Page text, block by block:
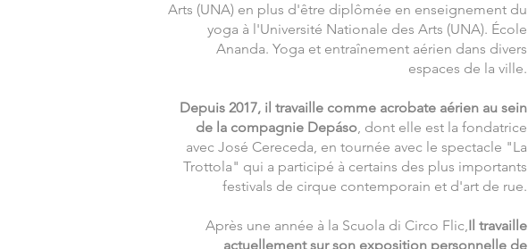
Arts (UNA) en plus d'être diplômée en enseignement du
yoga à l'Université Nationale des Arts (UNA). École
Ananda. Yoga et entraînement aérien dans divers
espaces de la ville.
Depuis 2017, il travaille comme acrobate aérien au sein
de la compagnie Depáso, dont elle est la fondatrice
avec José Cereceda, en tournée avec le spectacle "La
Trottola" qui a participé à certains des plus importants
festivals de cirque contemporain et d'art de rue.
Après une année à la Scuola di Circo Flic,Il travaille
actuellement sur son exposition personnelle de